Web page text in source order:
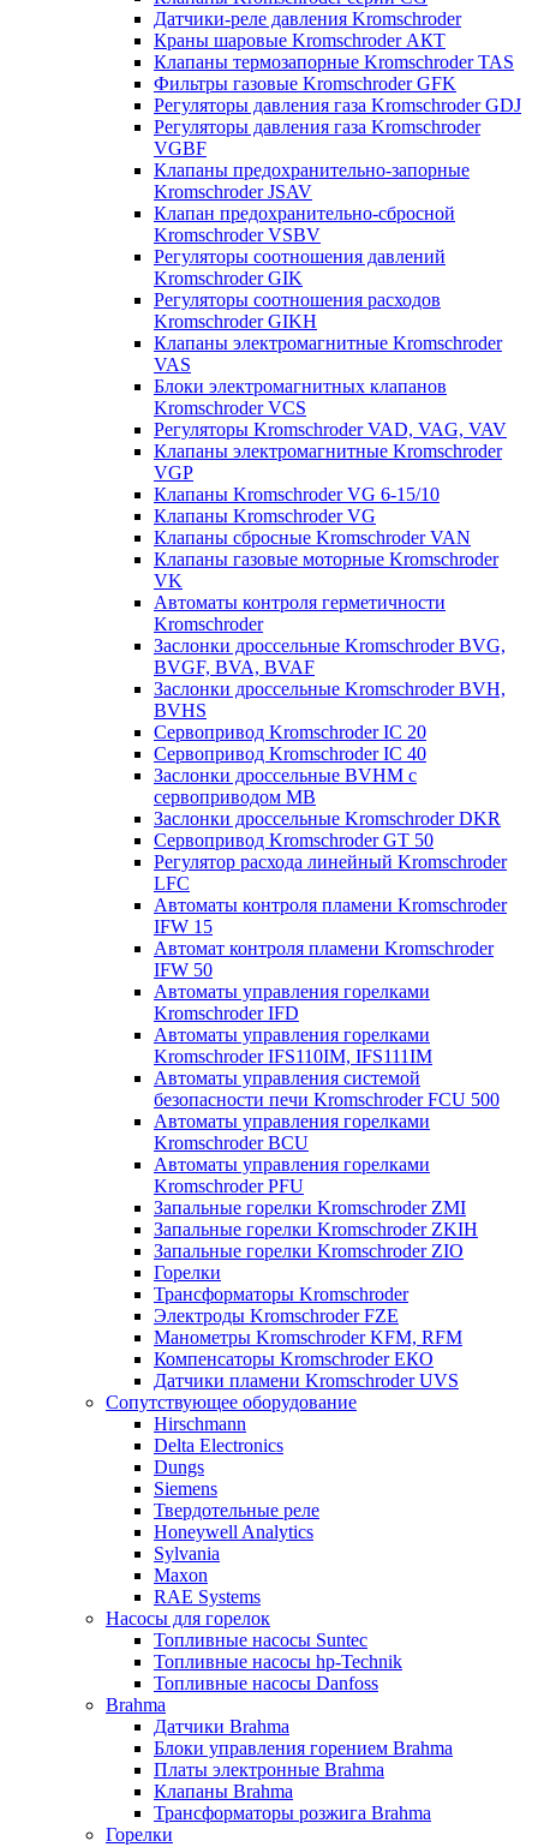
Датчики-реле давления Kromschroder
Краны шаровые Kromschroder АКТ
Клапаны термозапорные Kromschroder TAS
Фильтры газовые Kromschroder GFK
Регуляторы давления газа Kromschroder GDJ
Регуляторы давления газа Kromschroder
VGBF
Клапаны предохранительно-запорные
Kromschroder JSAV
Клапан предохранительно-сбросной
Kromschroder VSBV
Регуляторы соотношения давлений
Kromschroder GIK
Регуляторы соотношения расходов
Kromschroder GIKH
Клапаны электромагнитные Kromschroder
VAS
Блоки электромагнитных клапанов
Kromschroder VCS
Регуляторы Kromschroder VAD, VAG, VAV
Клапаны электромагнитные Kromschroder
VGP
Клапаны Kromschroder VG 6-15/10
Клапаны Kromschroder VG
Клапаны сбросные Kromschroder VAN
Клапаны газовые моторные Kromschroder
VK
Автоматы контроля герметичности
Kromschroder
Заслонки дроссельные Kromschroder BVG,
BVGF, BVA, BVAF
Заслонки дроссельные Kromschroder BVH,
BVHS
Сервопривод Kromschroder IC 20
Сервопривод Kromschroder IC 40
Заслонки дроссельные BVHM с
сервоприводом МВ
Заслонки дроссельные Kromschroder DKR
Cервопривод Kromschroder GT 50
Регулятор расхода линейный Kromschroder
LFC
Автоматы контроля пламени Kromschroder
IFW 15
Автомат контроля пламени Kromschroder
IFW 50
Автоматы управления горелками
Kromschroder IFD
Автоматы управления горелками
Kromschroder IFS110IM, IFS111IM
Автоматы управления системой
безопасности печи Kromschroder FCU 500
Автоматы управления горелками
Kromschroder BCU
Автоматы управления горелками
Kromschroder PFU
Запальные горелки Kromschroder ZМI
Запальные горелки Kromschroder ZKIH
Запальные горелки Kromschroder ZIO
Горелки
Трансформаторы Kromschroder
Электроды Kromschroder FZE
Манометры Kromschroder KFM, RFM
Компенсаторы Kromschroder ЕКО
Датчики пламени Kromschroder UVS
Сопутствующее оборудование
Hirschmann
Delta Electronics
Dungs
Siemens
Твердотельные реле
Honeywell Analytics
Sylvania
Maxon
RAE Systems
Насосы для горелок
Топливные насосы Suntec
Топливные насосы hp-Technik
Топливные насосы Danfoss
Brahma
Датчики Brahma
Блоки управления горением Brahma
Платы электронные Brahma
Клапаны Brahma
Трансформаторы розжига Brahma
Горелки